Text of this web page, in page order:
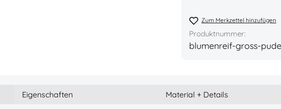
Zum Merkzettel hinzufügen
Produktnummer:
blumenreif-gross-
Eigenschaften Material + Details